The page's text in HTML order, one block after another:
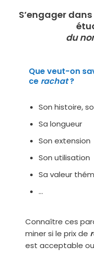
S’engager dans
du
Que veut-on
ce rachat?
Son his­toire,
Sa longueur​
Son extension​
Son utilisation​
Sa valeur
…
Connaître ces
mi­ner si le prix de r
est accep­table